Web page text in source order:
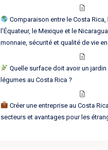
Comparaison entre le Costa Rica,
l’Équateur, le Mexique et le
monnaie, sécurité et qualité de vie
Quelle surface doit avoir un
légumes au Costa Rica ?
Créer une entreprise au Costa
secteurs et avantages pour les